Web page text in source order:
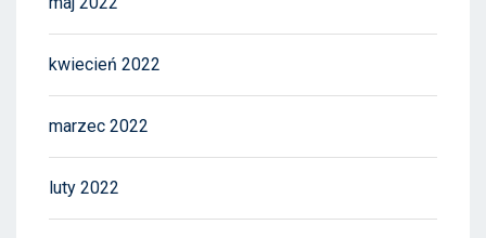
kwiecień 2022
marzec 2022
luty 2022